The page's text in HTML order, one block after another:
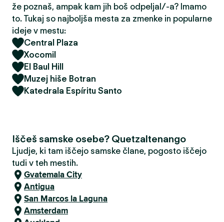
že poznaš, ampak kam jih boš odpeljal/-a? Imamo
to. Tukaj so najboljša mesta za zmenke in popularne
ideje v mestu:
Central Plaza
Xocomil
El Baul Hill
Muzej hiše Botran
Katedrala Espíritu Santo
Iščeš samske osebe? Quetzaltenango
Ljudje, ki tam iščejo samske člane, pogosto iščejo
tudi v teh mestih.
Gvatemala City
Antigua
San Marcos la Laguna
Amsterdam